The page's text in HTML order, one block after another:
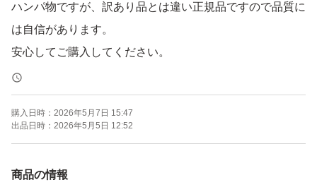
ハンパ物ですが、訳あり品とは違い正規品ですので品質に
は自信があります。
安心してご購入してください。
す小さなメークインは、入りません。
使いやすいLサイズです。
購入日時： 2026年5月7日 15:47
出品日時： 2026年5月5日 12:52
商品の情報